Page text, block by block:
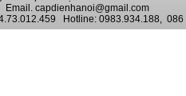
capdienhanoi@gmail.com
Hotline: 0983.934.188, 086